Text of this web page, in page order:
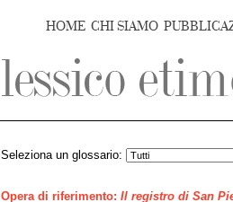
HOME CHI SIAMO
Seleziona un glossario:
Opera di riferimento: Il registro di San